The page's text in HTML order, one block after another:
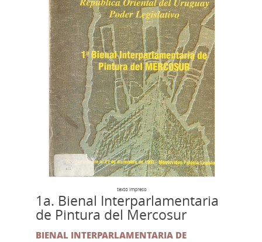
texto impreso
1a. Bienal Interparlamentaria
de Pintura del Mercosur
BIENAL INTERPARLAMENTARIA DE